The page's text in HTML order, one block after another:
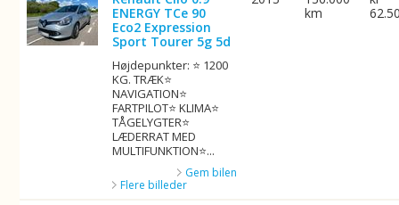
ENERGY TCe 90
Eco2 Expression
Sport Tourer 5g 5d
Højdepunkter: ⭐ 1200
KG. TRÆK⭐
NAVIGATION⭐
FARTPILOT⭐ KLIMA⭐
TÅGELYGTER⭐
LÆDERRAT MED
MULTIFUNKTION⭐...
Gem bilen
Flere billeder
km